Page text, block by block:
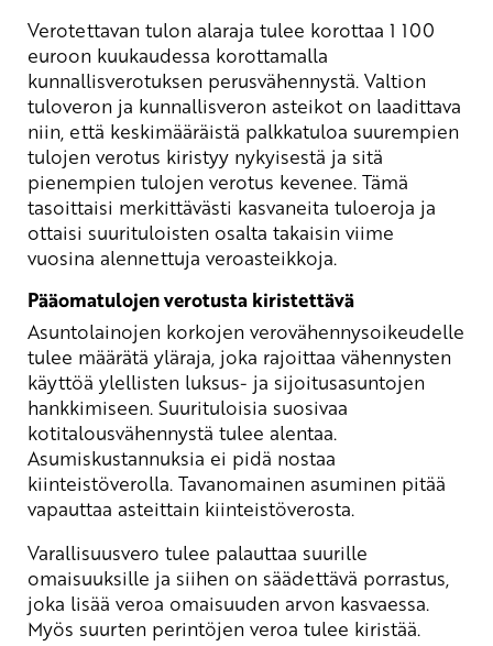
Verotettavan tulon alaraja tulee korottaa 1 100
euroon kuukaudessa korottamalla
kunnallisverotuksen perusvähennystä. Valtion
tuloveron ja kunnallisveron asteikot on laadittava
niin, että keskimääräistä palkkatuloa suurempien
tulojen verotus kiristyy nykyisestä ja sitä
pienempien tulojen verotus kevenee. Tämä
tasoittaisi merkittävästi kasvaneita tuloeroja ja
ottaisi suurituloisten osalta takaisin viime
vuosina alennettuja veroasteikkoja.
Pääomatulojen verotusta kiristettävä
Asuntolainojen korkojen verovähennysoikeudelle
tulee määrätä yläraja, joka rajoittaa vähennysten
käyttöä ylellisten luksus- ja sijoitusasuntojen
hankkimiseen. Suurituloisia suosivaa
kotitalousvähennystä tulee alentaa.
Asumiskustannuksia ei pidä nostaa
kiinteistöverolla. Tavanomainen asuminen pitää
vapauttaa asteittain kiinteistöverosta.
Varallisuusvero tulee palauttaa suurille
omaisuuksille ja siihen on säädettävä porrastus,
joka lisää veroa omaisuuden arvon kasvaessa.
Myös suurten perintöjen veroa tulee kiristää.